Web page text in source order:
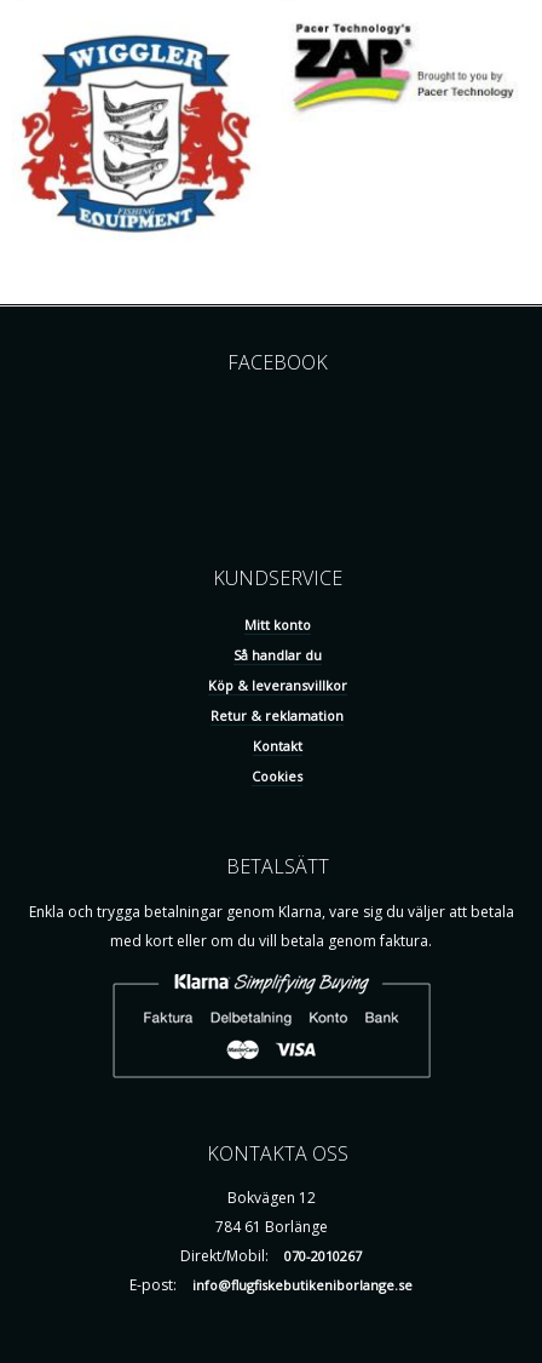
FACEBOOK
KUNDSERVICE
Mitt konto
Så handlar du
Köp & leveransvillkor
Retur & reklamation
Kontakt
Cookies
BETALSÄTT
Enkla och trygga betalningar genom Klarna, vare sig du väljer att betala
med kort eller om du vill betala genom faktura.
KONTAKTA OSS
Bokvägen 12
784 61 Borlänge
Direkt/Mobil:
070-2010267
E-post: info@flugfiskebutikeniborlange.se